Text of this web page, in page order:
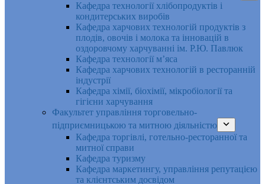
Кафедра технології хлібопродуктів і
кондитерських виробів
Кафедра харчових технологій продуктів з
плодів, овочів і молока та інновацій в
оздоровчому харчуванні ім. Р.Ю. Павлюк
Кафедра технології м’яса
Кафедра харчових технологій в ресторанній
індустрії
Кафедра хімії, біохімії, мікробіології та
гігієни харчування
Факультет управління торговельно-
підприємницькою та митною діяльністю
Кафедра торгівлі, готельно-ресторанної та
митної справи
Кафедра туризму
Кафедра маркетингу, управління репутацією
та клієнтським досвідом